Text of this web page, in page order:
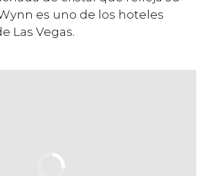
es uno de los hoteles
Las Vegas.